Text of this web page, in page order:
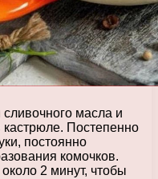
масла и
кастрюле. Постепенно
постоянно
комочков.
2 минут, чтобы